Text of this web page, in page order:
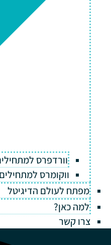
וורדפרס למתחילים
ווקומרס למתחילים
מפתח לעולם הדיגיטל
למה כאן?
צרו קשר